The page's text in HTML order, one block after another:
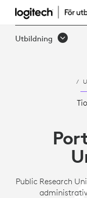
STATE
Utbildning
Public Research